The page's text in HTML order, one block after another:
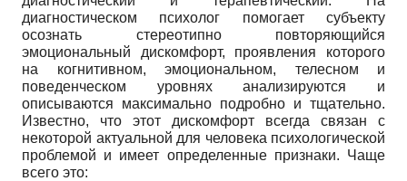
диагностическом психолог помогает субъекту
осознать стереотипно повторяющийся
эмоциональный дискомфорт, проявления которого
на когнитивном, эмоциональном, телесном и
поведенческом уровнях анализируются и
описываются максимально подробно и тщательно.
Известно, что этот дискомфорт всегда связан с
некоторой актуальной для человека психологической
проблемой и имеет определенные признаки. Чаще
всего это: